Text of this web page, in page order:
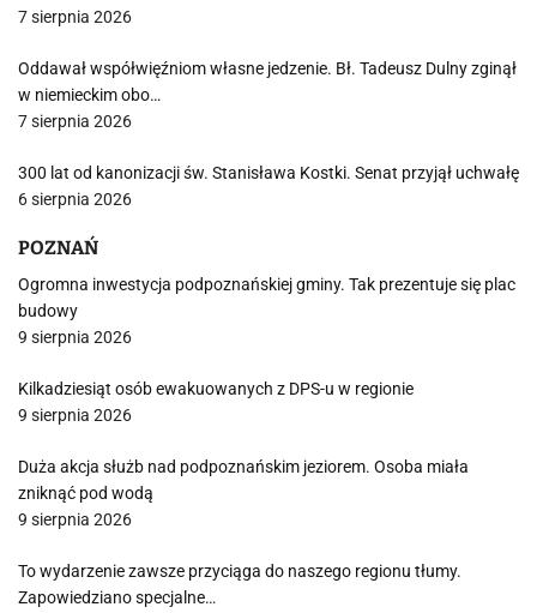
7 sierpnia 2026
Oddawał współwięźniom własne jedzenie. Bł. Tadeusz Dulny zginął
w niemieckim obo…
7 sierpnia 2026
300 lat od kanonizacji św. Stanisława Kostki. Senat przyjął uchwałę
6 sierpnia 2026
POZNAŃ
Ogromna inwestycja podpoznańskiej gminy. Tak prezentuje się plac
budowy
9 sierpnia 2026
Kilkadziesiąt osób ewakuowanych z DPS-u w regionie
9 sierpnia 2026
Duża akcja służb nad podpoznańskim jeziorem. Osoba miała
zniknąć pod wodą
9 sierpnia 2026
To wydarzenie zawsze przyciąga do naszego regionu tłumy.
Zapowiedziano specjalne…